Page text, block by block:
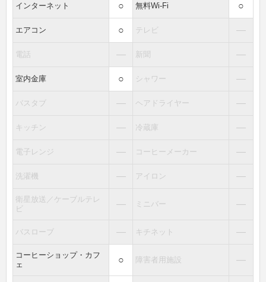
インターネット ○ 無料Wi-Fi ○
エアコン ○ テレビ ―
電話 ― 新聞 ―
室内金庫 ○ シャワー ―
バスタブ ― ヘアドライヤー ―
キッチン ― 冷蔵庫 ―
電子レンジ ― コーヒーメーカー ―
洗濯機 ― アイロン ―
衛星放送／ケーブルテレ
ビ
― ミニバー ―
バスローブ ― キチネット ―
コーヒーショップ・カフ
ェ
○ 障害者用施設 ―